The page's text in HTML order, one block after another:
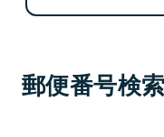
郵便番号検